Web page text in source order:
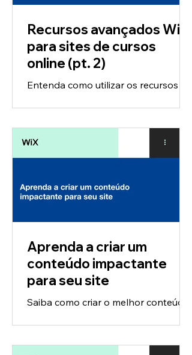
Recursos avançados Wix
para sites de cursos
online (pt. 2)
Entenda como utilizar os recursos
como proporcionar uma
experiência...
Aprenda a criar um
conteúdo impactante
para seu site
Saiba como criar o melhor conteúdo
online com as dicas de nossos...